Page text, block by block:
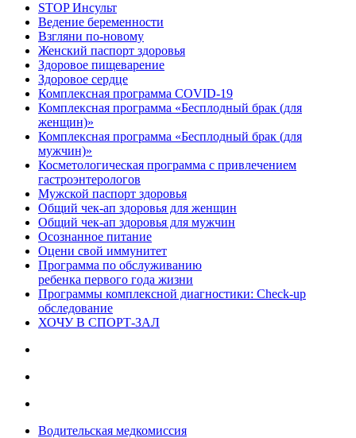
STOP Инсульт
Ведение беременности
Взгляни по-новому
Женский паспорт здоровья
Здоровое пищеварение
Здоровое сердце
Комплексная программа COVID-19
Комплексная программа «Бесплодный брак (для
женщин)»
Комплексная программа «Бесплодный брак (для
мужчин)»
Косметологическая программа с привлечением
гастроэнтерологов
Мужской паспорт здоровья
Общий чек-ап здоровья для женщин
Общий чек-ап здоровья для мужчин
Осознанное питание
Оцени свой иммунитет
Программа по обслуживанию
ребенка первого года жизни
Программы комплексной диагностики: Check-up
обследование
ХОЧУ В CПОРТ-ЗАЛ
Водительская медкомиссия